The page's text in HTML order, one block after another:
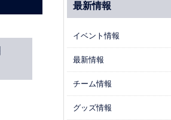
最新情報
イベント情報
最新情報
チーム情報
グッズ情報